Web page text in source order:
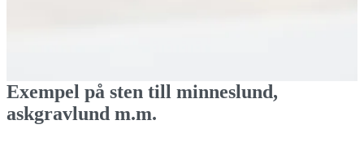
Exempel på sten till minneslund,
askgravlund m.m.